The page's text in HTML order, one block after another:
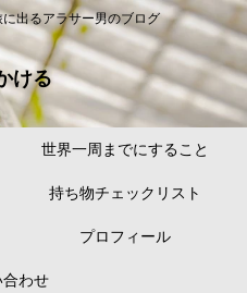
出るアラサー男のブログ
ける
世界一周までにすること
持ち物チェックリスト
プロフィール
合わせ